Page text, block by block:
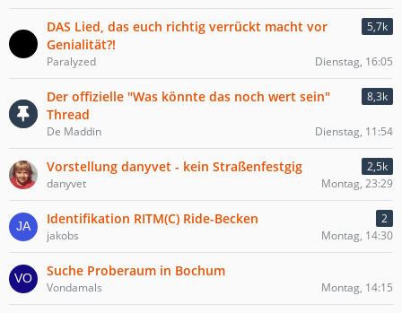
DAS Lied, das euch richtig verrückt macht vor
Genialität?!
5,7k
Paralyzed Dienstag, 16:05
Der offizielle "Was könnte das noch wert sein"
Thread
8,3k
De Maddin Dienstag, 11:54
Vorstellung danyvet - kein Straßenfestgig
2,5k
danyvet
Montag, 23:29
Identifikation RITM(C) Ride-Becken
2
jakobs
Montag, 14:30
Suche Proberaum in Bochum
Vondamals Montag, 14:15